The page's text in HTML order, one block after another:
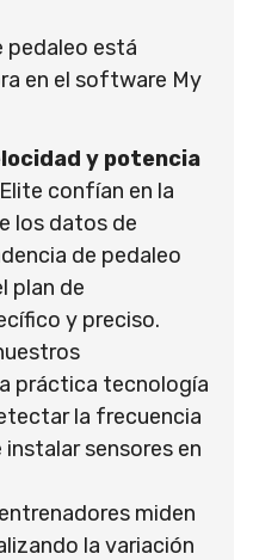
pedaleo está
en el software My
y potencia
confían en la
los datos de
de pedaleo
plan de
y preciso.
práctica tecnología
la frecuencia
sensores en
miden
la variación